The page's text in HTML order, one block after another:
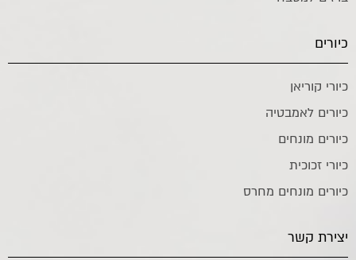
כיורים
כיורי קוריאן
כיורים לאמבטיה
כיורים מונחים
כיורי זכוכית
כיורים מונחים מחרס
יצירת קשר